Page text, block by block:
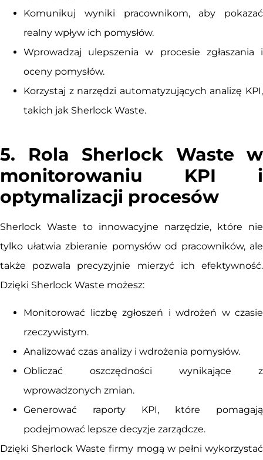
Komunikuj wyniki pracownikom, aby pokazać
realny wpływ ich pomysłów.
Wprowadzaj ulepszenia w procesie zgłaszania i
oceny pomysłów.
Korzystaj z narzędzi automatyzujących analizę KPI,
takich jak Sherlock Waste.
5. Rola Sherlock Waste w
monitorowaniu KPI i
optymalizacji procesów
Sherlock Waste to innowacyjne narzędzie, które nie
tylko ułatwia zbieranie pomysłów od pracowników, ale
także pozwala precyzyjnie mierzyć ich efektywność.
Dzięki Sherlock Waste możesz:
Monitorować liczbę zgłoszeń i wdrożeń w czasie
rzeczywistym.
Analizować czas analizy i wdrożenia pomysłów.
Obliczać oszczędności wynikające z
wprowadzonych zmian.
Generować raporty KPI, które pomagają
podejmować lepsze decyzje zarządcze.
Dzięki Sherlock Waste firmy mogą w pełni wykorzystać